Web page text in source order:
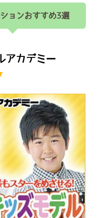
ョンおすすめ3選
アカデミー